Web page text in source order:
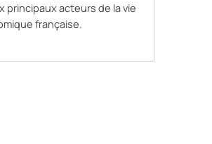
principaux acteurs de la vie
française.